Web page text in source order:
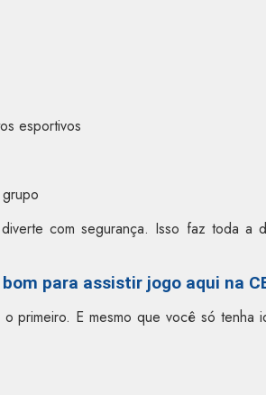
esportivos
com segurança. Isso faz toda a
para assistir jogo aqui na
primeiro. E mesmo que você só tenha